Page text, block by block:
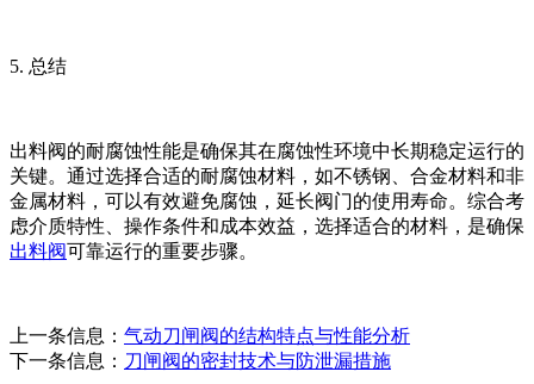
5. 总结
出料阀的耐腐蚀性能是确保其在腐蚀性环境中长期稳定运行的
关键。通过选择合适的耐腐蚀材料，如不锈钢、合金材料和非
金属材料，可以有效避免腐蚀，延长阀门的使用寿命。综合考
虑介质特性、操作条件和成本效益，选择适合的材料，是确保
出料阀可靠运行的重要步骤。
上一条信息： 气动刀闸阀的结构特点与性能分析
下一条信息： 刀闸阀的密封技术与防泄漏措施